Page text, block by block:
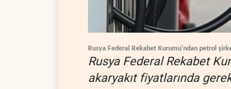
Rusya Federal Rekabet Kurumu'ndan petrol
Rusya Federal Rekabet
akaryakıt fiyatlarında